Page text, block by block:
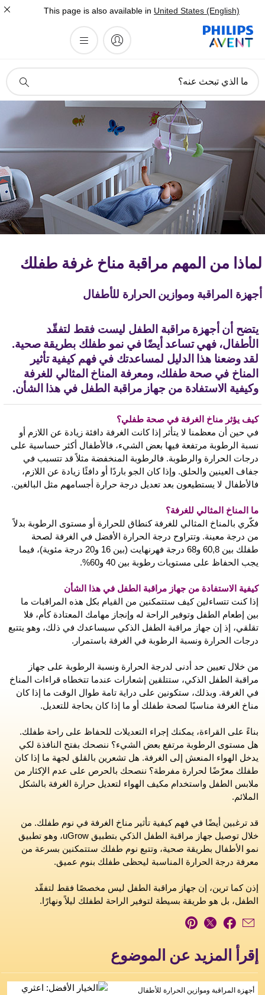
This page is also available in United States (English)
دعم
ما الذي تبحث عنه؟
من المهم مراقبة مناخ غرفة طفلك
المراقبة وموازين الحرارة للأطفال
يتضح أن أجهزة مراقبة الطفل ليست فقط لتفقّد
الأطفال، فهي تساعد أيضًا في نمو طفلك بطريقة صحية.
لقد وضعنا هذا الدليل لمساعدتك في فهم كيفية تأثير
المناخ في صحة طفلك، ومعرفة المناخ المثالي للغرفة
وكيفية الاستفادة من جهاز مراقبة الطفل في هذا الشأن.
كيف يؤثر مناخ الغرفة في صحة طفلي؟
في حين أن معظمنا لا يتأثر إذا كانت الغرفة دافئة زيادة عن اللازم أو
نسبة الرطوبة مرتفعة فيها بعض الشيء، فالأطفال أكثر حساسية على
درجات الحرارة والرطوبة. فالرطوبة المنخفضة مثلاً قد تتسبب في
جفاف العينين والحلق. وإذا كان الجو باردًا أو دافئًا زيادة عن اللازم،
فالأطفال لا يستطيعون بعد تعديل درجة حرارة أجسامهم مثل البالغين.
ما المناخ المثالي للغرفة؟
فكّري بالمناخ المثالي للغرفة كنطاق للحرارة أو مستوى الرطوبة بدلاً
من درجة معينة. وتتراوح درجة الحرارة الأفضل في الغرفة لصحة
طفلك بين 60,8 و68 درجة فهرنهايت (بين 16 و20 درجة مئوية)، فيما
يجب الحفاظ على مستويات رطوبة بين 40 و60%.
كيفية الاستفادة من جهاز مراقبة الطفل في هذا الشأن
إذا كنت تتساءلين كيف ستتمكنين من القيام بكل هذه المراقبات ما
بين إطعام الطفل وتوفير الراحة له وإنجاز مهامك المعتادة كأم، فلا
تقلقي، إذ إن جهاز مراقبة الطفل الذكي سيساعدك في ذلك، وهو يتتبع
درجات الحرارة ونسبة الرطوبة في الغرفة باستمرار.
من خلال تعيين حد أدنى لدرجة الحرارة ونسبة الرطوبة على جهاز
مراقبة الطفل الذكي، ستتلقين إشعارات عندما تتخطاه قراءات المناخ
في الغرفة. وبذلك، ستكونين على دراية تامة طوال الوقت ما إذا كان
مناخ الغرفة مناسبًا لصحة طفلك أو ما إذا كان بحاجة للتعديل.
بناءً على القراءة، يمكنك إجراء التعديلات للحفاظ على راحة طفلك.
هل مستوى الرطوبة مرتفع بعض الشيء؟ ننصحك بفتح النافذة لكي
يدخل الهواء المنعش إلى الغرفة. هل تشعرين بالقلق لجهة ما إذا كان
طفلك معرّضًا لحرارة مفرطة؟ ننصحك بالحرص على عدم الإكثار من
ملابس الطفل واستخدام مكيف الهواء لتعديل حرارة الغرفة بالشكل
الملائم.
قد ترغبين أيضًا في فهم كيفية تأثير مناخ الغرفة في نوم طفلك. من
خلال توصيل جهاز مراقبة الطفل الذكي بتطبيق uGrow، وهو تطبيق
نمو الأطفال بطريقة صحية، وتتبع نوم طفلك ستتمكنين بسرعة من
معرفة درجة الحرارة المناسبة ليحظى طفلك بنوم عميق.
إذن كما ترين، إن جهاز مراقبة الطفل ليس مخصصًا فقط لتفقّد
الطفل، بل هو طريقة بسيطة لتوفير الراحة لطفلك ليلاً ونهارًا.
إقرأ المزيد عن الموضوع
أجهزة المراقبة وموازين الحرارة للأطفال